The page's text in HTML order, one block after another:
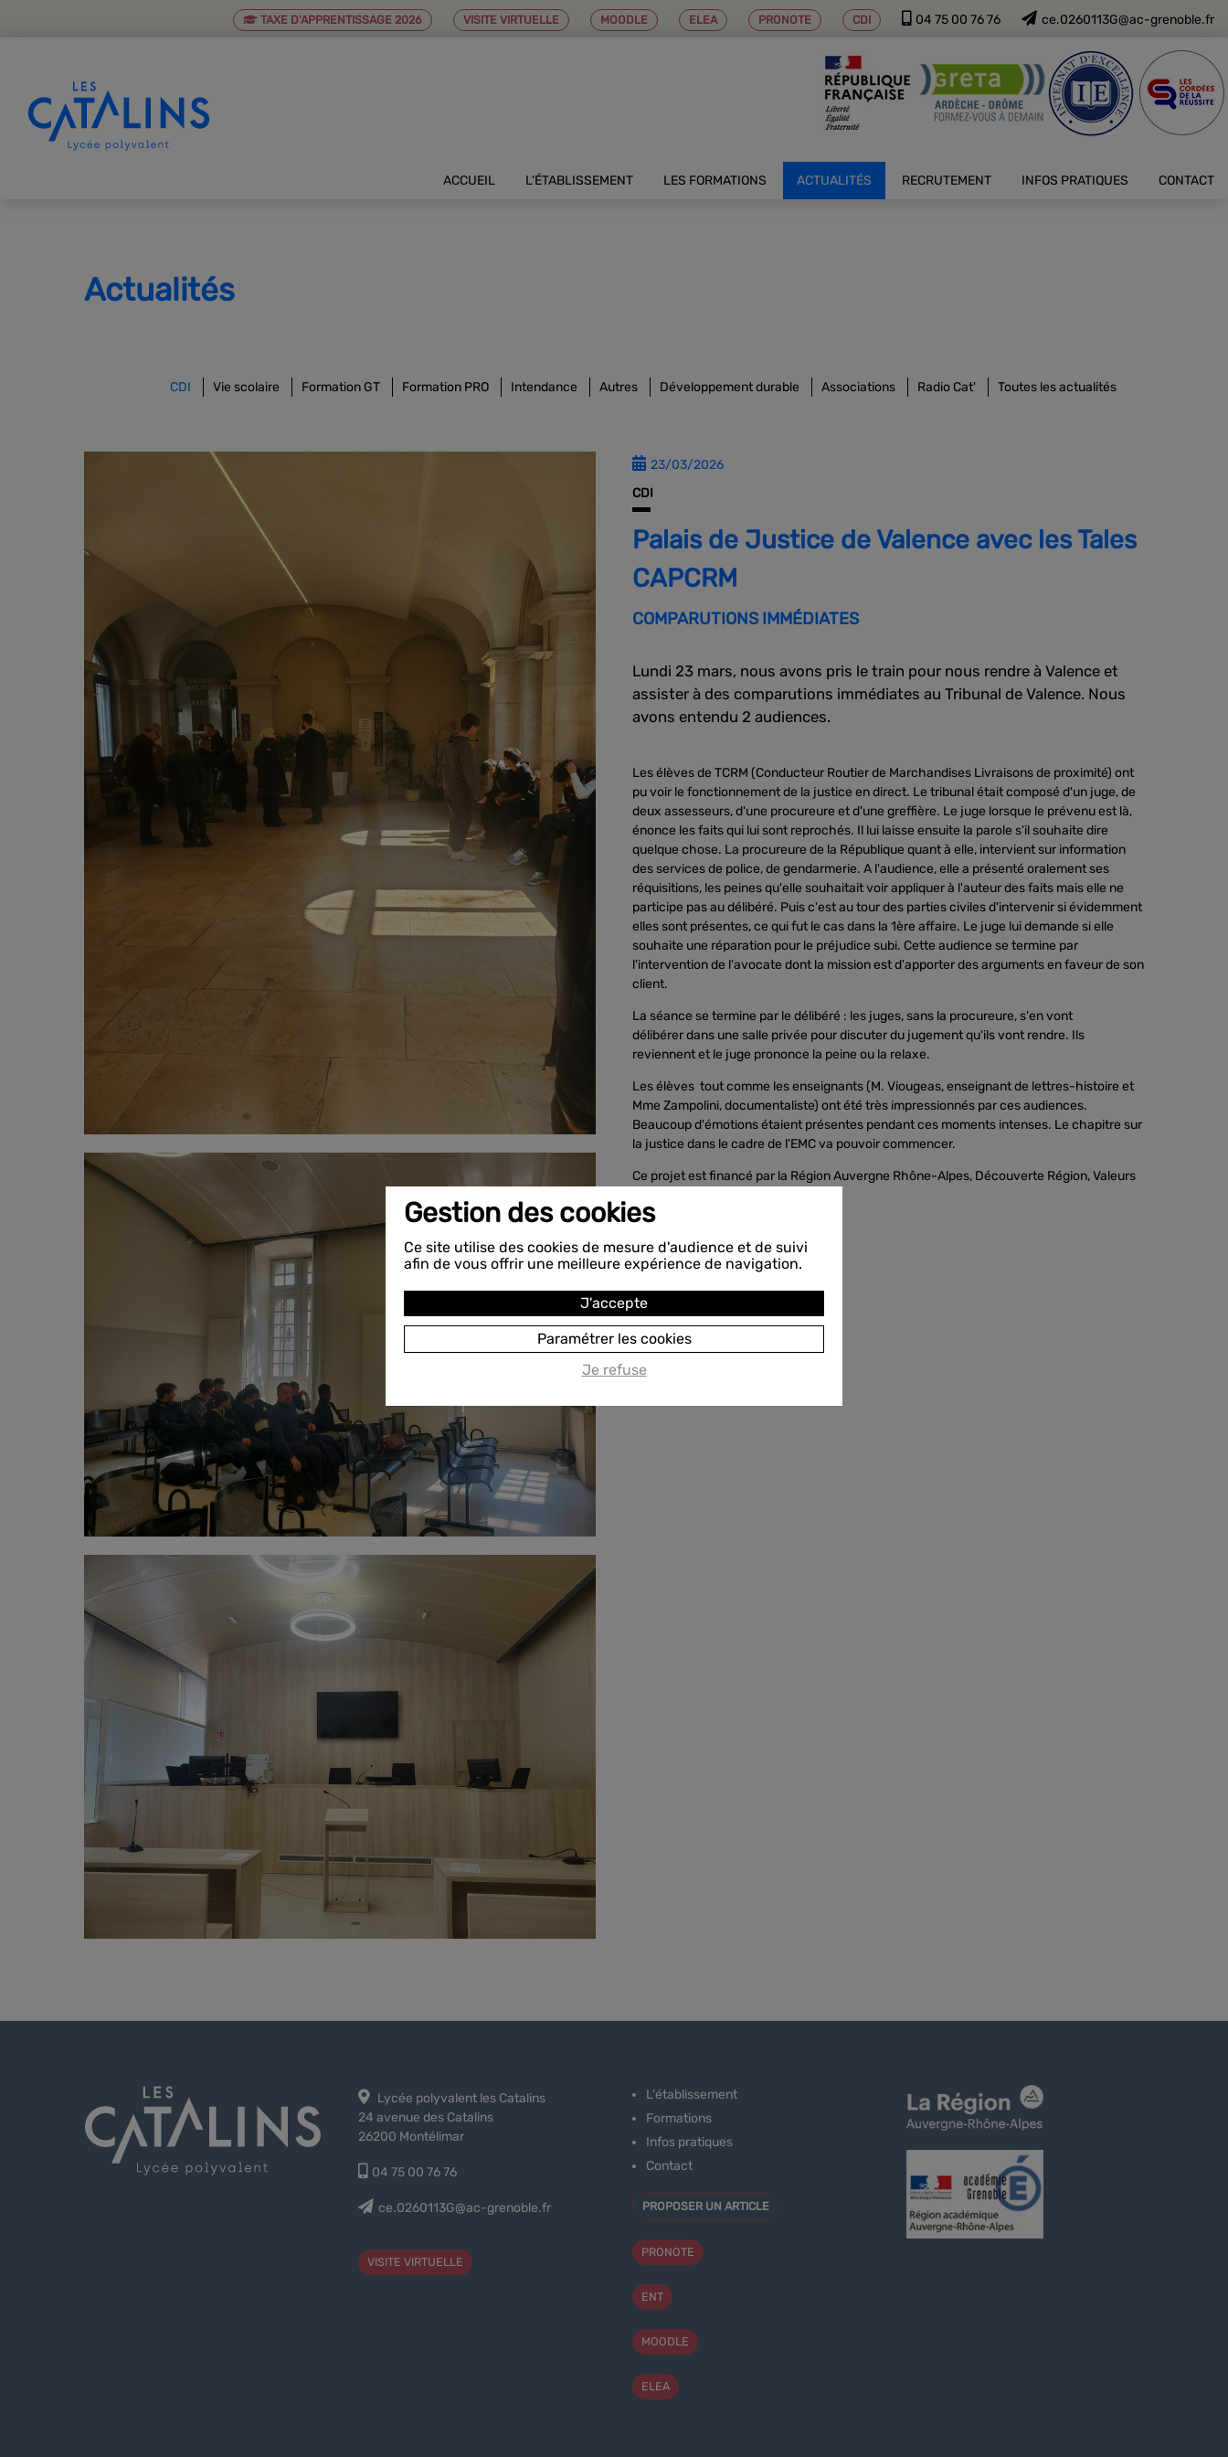
TAXE D'APPRENTISSAGE 2026 VISITE VIRTUELLE MOODLE ELEA PRONOTE CDI 04 75 00 76 76 ce.0260113G@ac-grenoble.fr
ACCUEIL L'ÉTABLISSEMENT LES FORMATIONS ACTUALITÉS RECRUTEMENT INFOS PRATIQUES CONTACT
Actualités
CDI Vie scolaire Formation GT Formation PRO Intendance Autres Développement durable Associations Radio Cat' Toutes les actualités
23/03/2026
CDI
Palais de Justice de Valence avec les Tales
CAPCRM
COMPARUTIONS IMMÉDIATES
Lundi 23 mars, nous avons pris le train pour nous rendre à Valence et
assister à des comparutions immédiates au Tribunal de Valence. Nous
avons entendu 2 audiences.
Les élèves de TCRM (Conducteur Routier de Marchandises Livraisons de proximité) ont
pu voir le fonctionnement de la justice en direct. Le tribunal était composé d'un juge, de
deux assesseurs, d'une procureure et d'une greffière. Le juge lorsque le prévenu est là,
énonce les faits qui lui sont reprochés. Il lui laisse ensuite la parole s'il souhaite dire
quelque chose. La procureure de la République quant à elle, intervient sur information
des services de police, de gendarmerie. A l'audience, elle a présenté oralement ses
réquisitions, les peines qu'elle souhaitait voir appliquer à l'auteur des faits mais elle ne
participe pas au délibéré. Puis c'est au tour des parties civiles d'intervenir si évidemment
elles sont présentes, ce qui fut le cas dans la 1ère affaire. Le juge lui demande si elle
souhaite une réparation pour le préjudice subi. Cette audience se termine par
l'intervention de l'avocate dont la mission est d'apporter des arguments en faveur de son
client.
La séance se termine par le délibéré : les juges, sans la procureure, s'en vont
délibérer dans une salle privée pour discuter du jugement qu'ils vont rendre. Ils
reviennent et le juge prononce la peine ou la relaxe.
Les élèves tout comme les enseignants (M. Viougeas, enseignant de lettres-histoire et
Mme Zampolini, documentaliste) ont été très impressionnés par ces audiences.
Beaucoup d'émotions étaient présentes pendant ces moments intenses. Le chapitre sur
la justice dans le cadre de l'EMC va pouvoir commencer.
Ce projet est financé par la Région Auvergne Rhône-Alpes, Découverte Région, Valeurs
Lycée polyvalent les Catalins
24 avenue des Catalins
26200 Montélimar
04 75 00 76 76
ce.0260113G@ac-grenoble.fr
VISITE VIRTUELLE
L'établissement
Formations
Infos pratiques
Contact
PROPOSER UN ARTICLE
PRONOTE
ENT
MOODLE
ELEA
Gestion des cookies
Ce site utilise des cookies de mesure d'audience et de suivi
afin de vous offrir une meilleure expérience de navigation.
J'accepte
Paramétrer les cookies
Je refuse